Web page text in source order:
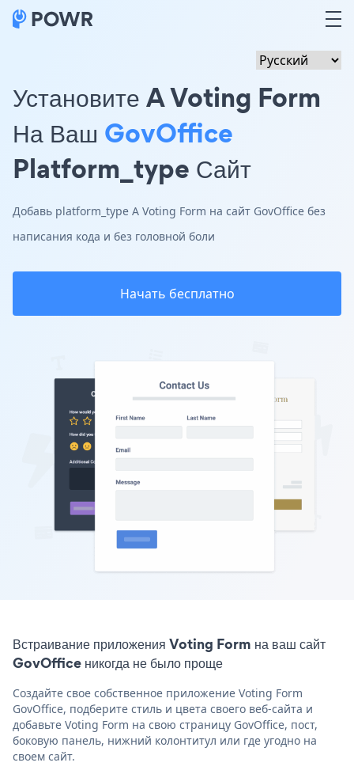
Установите A Voting Form
На Ваш GovOffice
Platform_type Сайт
Добавь platform_type A Voting Form на сайт GovOffice без
написания кода и без головной боли
Начать бесплатно
Встраивание приложения Voting Form на ваш сайт
GovOffice никогда не было проще
Создайте свое собственное приложение Voting Form
GovOffice, подберите стиль и цвета своего веб-сайта и
добавьте Voting Form на свою страницу GovOffice, пост,
боковую панель, нижний колонтитул или где угодно на
своем сайт.